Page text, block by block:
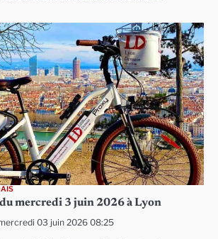
mercredi 3 juin 2026 à Lyon
03 juin 2026 08:25